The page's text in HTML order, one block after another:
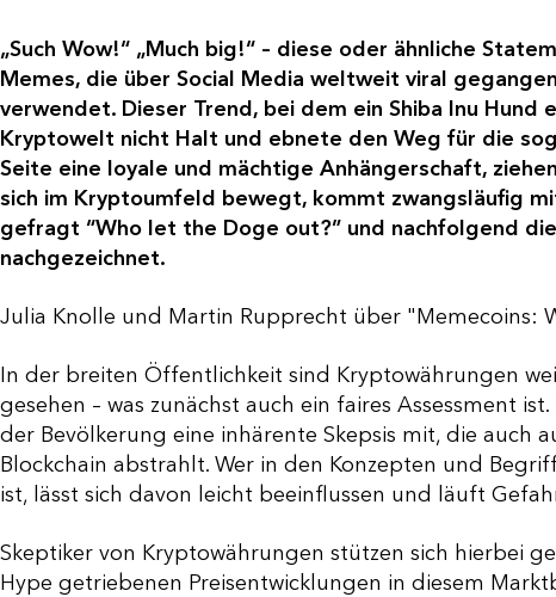
„Such Wow!“ „Much big!“ – diese oder ähnliche
Memes, die über Social Media weltweit viral
verwendet. Dieser Trend, bei dem ein Shiba Inu
Kryptowelt nicht Halt und ebnete den Weg für die
Seite eine loyale und mächtige Anhängerschaft,
sich im Kryptoumfeld bewegt, kommt zwangsläufig
gefragt “Who let the Doge out?” und nachfolgend
nachgezeichnet.
Julia Knolle und Martin Rupprecht über "Memecoins:
In der breiten Öffentlichkeit sind Kryptowährungen
gesehen – was zunächst auch ein faires Assessment
der Bevölkerung eine inhärente Skepsis mit, die auch
Blockchain abstrahlt. Wer in den Konzepten und
ist, lässt sich davon leicht beeinflussen und läuft
Skeptiker von Kryptowährungen stützen sich hierbei
Hype getriebenen Preisentwicklungen in diesem